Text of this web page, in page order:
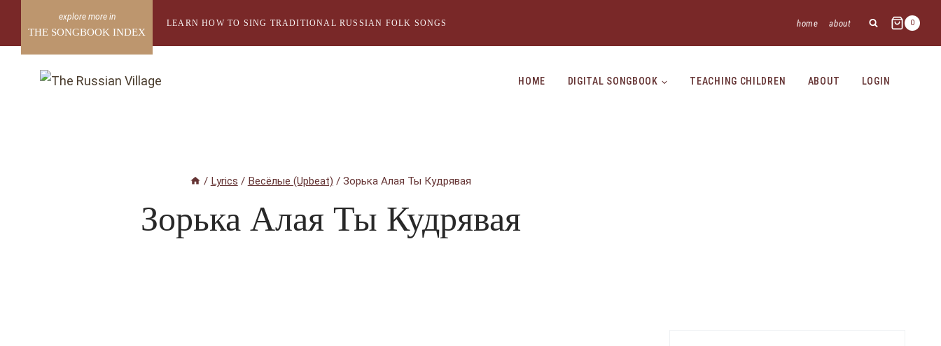
content
THE SONGBOOK INDEX
LEARN HOW TO SING TRADITIONAL RUSSIAN FOLK SONGS home about 0
HOME DIGITAL SONGBOOK TEACHING CHILDREN ABOUT LOGIN
/ Lyrics / Весёлые (Upbeat) / Зорька Алая Ты Кудрявая
Зорька Алая Ты Кудрявая